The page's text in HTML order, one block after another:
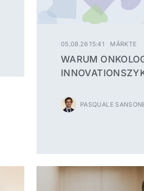
05.08.26 15:41 MÄRKTE
WARUM
PASQUALE